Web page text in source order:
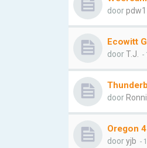
door
Ecowitt
doorT.J. -
door
Oregon
dooryjb -